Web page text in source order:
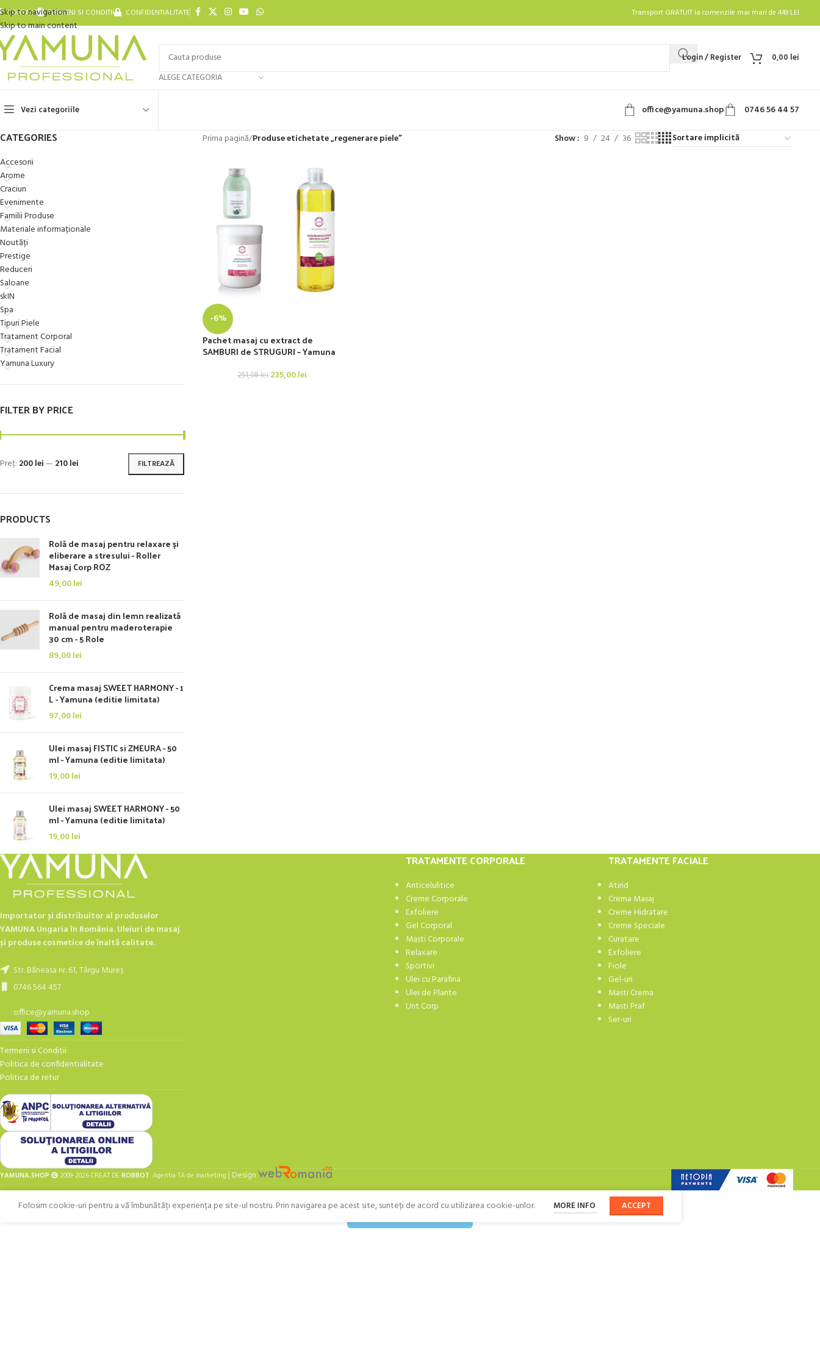
Skip to navigation
Skip to main content
CONTACT TERMENI SI CONDITII CONFIDENTIALITATE Transport GRATUIT la comenzile mai mari de 449 LEI
ALEGE CATEGORIA
Login / Register 0,00 lei
Vezi categoriile office@yamuna.shop 0746 56 44 57
CATEGORIES
Accesorii
Arome
Craciun
Evenimente
Familii Produse
Materiale informaționale
Noutăți
Prestige
Reduceri
Saloane
skIN
Spa
Tipuri Piele
Tratament Corporal
Tratament Facial
Yamuna Luxury
FILTER BY PRICE
FILTREAZĂ
Preț: 200 lei— 210 lei
PRODUCTS
Rolă de masaj pentru relaxare și
eliberare a stresului - Roller
Masaj Corp ROZ
49,00lei
Rolă de masaj din lemn realizată
manual pentru maderoterapie
30 cm - 5 Role
89,00lei
Crema masaj SWEET HARMONY - 1
L - Yamuna (editie limitata)
97,00lei
Ulei masaj FISTIC si ZMEURA - 50
ml - Yamuna (editie limitata)
19,00lei
Ulei masaj SWEET HARMONY - 50
ml - Yamuna (editie limitata)
19,00lei
Prima pagină/Produse etichetate „regenerare piele” Show 9 24 36
-6%
Pachet masaj cu extract de
SAMBURI de STRUGURI – Yamuna
251,08lei 235,00lei
Importator și distribuitor al produselor
YAMUNA Ungaria în România. Uleiuri de masaj
și produse cosmetice de înaltă calitate.
Str. Băneasa nr. 61, Târgu Mureș
0746 564 457
office@yamuna.shop
Termeni si Conditii
Politica de confidentialitate
Politica de retur
TRATAMENTE CORPORALE
Anticelulitice
Creme Corporale
Exfoliere
Gel Corporal
Masti Corporale
Relaxare
Sportivi
Ulei cu Parafina
Ulei de Plante
Unt Corp
TRATAMENTE FACIALE
Atirid
Crema Masaj
Creme Hidratare
Creme Speciale
Curatare
Exfoliere
Fiole
Gel-uri
Masti Crema
Masti Praf
Ser-uri
YAMUNA.SHOP 2009-2026 CREAT DEROBBOT. Agentia TA de marketing | Design
Folosim cookie-uri pentru a vă îmbunătăți experiența pe site-ul nostru. Prin navigarea pe acest site, sunteți de acord cu utilizarea cookie-urilor. MORE INFO ACCEPT
Retragere din contract